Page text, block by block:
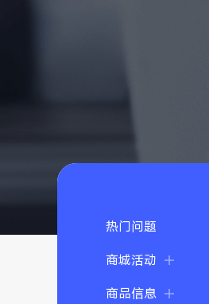
热门问题
商城活动
商品信息